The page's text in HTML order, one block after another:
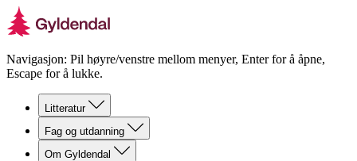
Navigasjon: Pil høyre/venstre mellom menyer, Enter for å åpne,
Escape for å lukke.
Litteratur
Fag og utdanning
Om Gyldendal